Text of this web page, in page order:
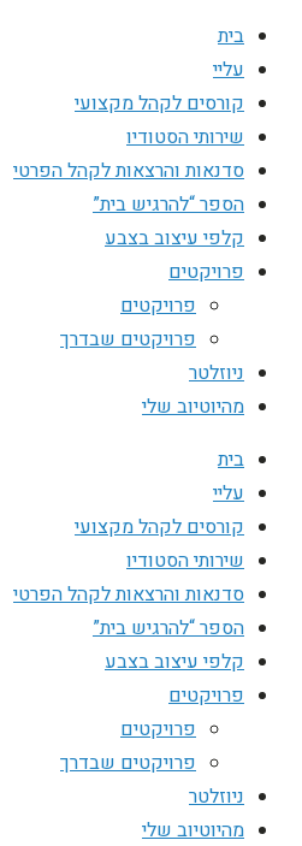
בית
עליי
קורסים לקהל מקצועי
שירותי הסטודיו
סדנאות והרצאות לקהל הפרטי
הספר “להרגיש בית”
קלפי עיצוב בצבע
פרויקטים
פרויקטים
פרויקטים שבדרך
ניוזלטר
מהיוטיוב שלי
בית
עליי
קורסים לקהל מקצועי
שירותי הסטודיו
סדנאות והרצאות לקהל הפרטי
הספר “להרגיש בית”
קלפי עיצוב בצבע
פרויקטים
פרויקטים
פרויקטים שבדרך
ניוזלטר
מהיוטיוב שלי